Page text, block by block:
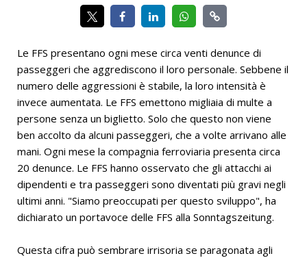
Le FFS presentano ogni mese circa venti denunce di
passeggeri che aggrediscono il loro personale. Sebbene il
numero delle aggressioni è stabile, la loro intensità è
invece aumentata. Le FFS emettono migliaia di multe a
persone senza un biglietto. Solo che questo non viene
ben accolto da alcuni passeggeri, che a volte arrivano alle
mani. Ogni mese la compagnia ferroviaria presenta circa
20 denunce. Le FFS hanno osservato che gli attacchi ai
dipendenti e tra passeggeri sono diventati più gravi negli
ultimi anni. "Siamo preoccupati per questo sviluppo", ha
dichiarato un portavoce delle FFS alla Sonntagszeitung.
Questa cifra può sembrare irrisoria se paragonata agli